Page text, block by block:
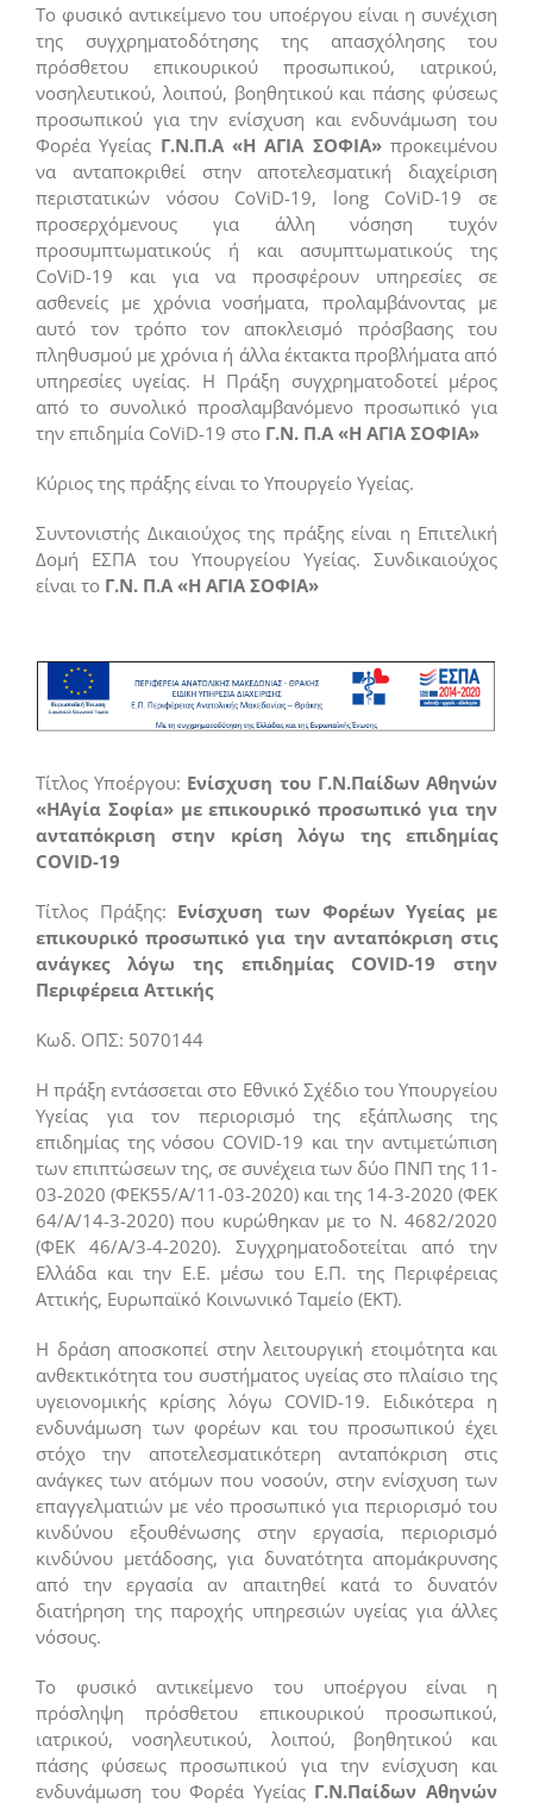
Το φυσικό αντικείμενο του υποέργου είναι η συνέχιση
της συγχρηματοδότησης της απασχόλησης του
πρόσθετου επικουρικού προσωπικού, ιατρικού,
νοσηλευτικού, λοιπού, βοηθητικού και πάσης φύσεως
προσωπικού για την ενίσχυση και ενδυνάμωση του
Φορέα Υγείας Γ.Ν.Π.Α «Η ΑΓΙΑ ΣΟΦΙΑ»προκειμένου
να ανταποκριθεί στην αποτελεσματική διαχείριση
περιστατικών νόσου CoViD-19, long CoViD-19 σε
προσερχόμενους για άλλη νόσηση τυχόν
προσυμπτωματικούς ή και ασυμπτωματικούς της
CoViD-19 και για να προσφέρουν υπηρεσίες σε
ασθενείς με χρόνια νοσήματα, προλαμβάνοντας με
αυτό τον τρόπο τον αποκλεισμό πρόσβασης του
πληθυσμού με χρόνια ή άλλα έκτακτα προβλήματα από
υπηρεσίες υγείας. Η Πράξη συγχρηματοδοτεί μέρος
από το συνολικό προσλαμβανόμενο προσωπικό για
την επιδημία CoViD-19 στο Γ.Ν. Π.Α «Η ΑΓΙΑ ΣΟΦΙΑ»
Κύριος της πράξης είναι το Υπουργείο Υγείας.
Συντονιστής Δικαιούχος της πράξης είναι η Επιτελική
Δομή ΕΣΠΑ του Υπουργείου Υγείας. Συνδικαιούχος
είναι το Γ.Ν. Π.Α «Η ΑΓΙΑ ΣΟΦΙΑ»
Τίτλος Υποέργου: Ενίσχυση του Γ.Ν.Παίδων Αθηνών
«ΗΑγία Σοφία» με επικουρικό προσωπικό για την
ανταπόκριση στην κρίση λόγω της επιδημίας
COVID-19
Τίτλος Πράξης: Ενίσχυση των Φορέων Υγείας με
επικουρικό προσωπικό για την ανταπόκριση στις
ανάγκες λόγω της επιδημίας COVID-19 στην
Περιφέρεια Αττικής
Κωδ. ΟΠΣ: 5070144
Η πράξη εντάσσεται στο Εθνικό Σχέδιο του Υπουργείου
Υγείας για τον περιορισμό της εξάπλωσης της
επιδημίας της νόσου COVID-19 και την αντιμετώπιση
των επιπτώσεων της, σε συνέχεια των δύο ΠΝΠ της 11-
03-2020 (ΦΕΚ55/Α/11-03-2020) και της 14-3-2020 (ΦΕΚ
64/Α/14-3-2020) που κυρώθηκαν με το Ν. 4682/2020
(ΦΕΚ 46/Α/3-4-2020). Συγχρηματοδοτείται από την
Ελλάδα και την Ε.Ε. μέσω του Ε.Π. της Περιφέρειας
Αττικής, Ευρωπαϊκό Κοινωνικό Ταμείο (ΕΚΤ).
Η δράση αποσκοπεί στην λειτουργική ετοιμότητα και
ανθεκτικότητα του συστήματος υγείας στο πλαίσιο της
υγειονομικής κρίσης λόγω COVID-19. Ειδικότερα η
ενδυνάμωση των φορέων και του προσωπικού έχει
στόχο την αποτελεσματικότερη ανταπόκριση στις
ανάγκες των ατόμων που νοσούν, στην ενίσχυση των
επαγγελματιών με νέο προσωπικό για περιορισμό του
κινδύνου εξουθένωσης στην εργασία, περιορισμό
κινδύνου μετάδοσης, για δυνατότητα απομάκρυνσης
από την εργασία αν απαιτηθεί κατά το δυνατόν
διατήρηση της παροχής υπηρεσιών υγείας για άλλες
νόσους.
Το φυσικό αντικείμενο του υποέργου είναι η
πρόσληψη πρόσθετου επικουρικού προσωπικού,
ιατρικού, νοσηλευτικού, λοιπού, βοηθητικού και
πάσης φύσεως προσωπικού για την ενίσχυση και
ενδυνάμωση του Φορέα Υγείας Γ.Ν.Παίδων Αθηνών